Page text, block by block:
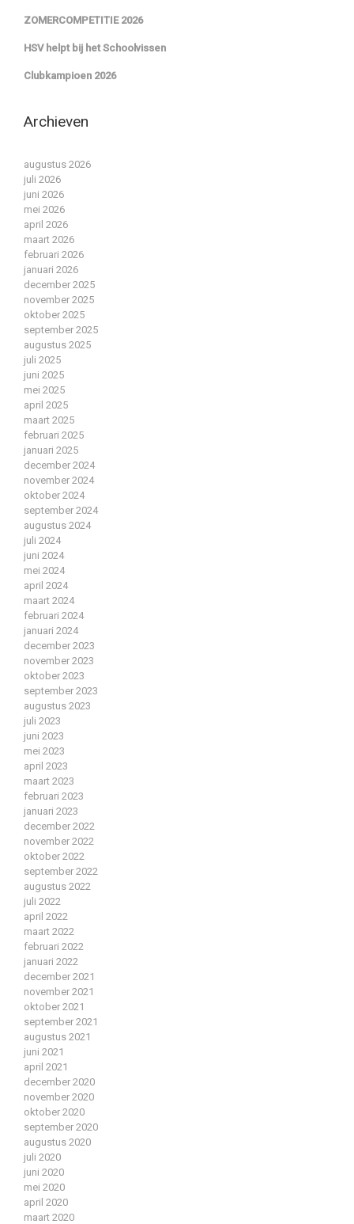
ZOMERCOMPETITIE 2026
HSV helpt bij het Schoolvissen
Clubkampioen 2026
Archieven
augustus 2026
juli 2026
juni 2026
mei 2026
april 2026
maart 2026
februari 2026
januari 2026
december 2025
november 2025
oktober 2025
september 2025
augustus 2025
juli 2025
juni 2025
mei 2025
april 2025
maart 2025
februari 2025
januari 2025
december 2024
november 2024
oktober 2024
september 2024
augustus 2024
juli 2024
juni 2024
mei 2024
april 2024
maart 2024
februari 2024
januari 2024
december 2023
november 2023
oktober 2023
september 2023
augustus 2023
juli 2023
juni 2023
mei 2023
april 2023
maart 2023
februari 2023
januari 2023
december 2022
november 2022
oktober 2022
september 2022
augustus 2022
juli 2022
april 2022
maart 2022
februari 2022
januari 2022
december 2021
november 2021
oktober 2021
september 2021
augustus 2021
juni 2021
april 2021
december 2020
november 2020
oktober 2020
september 2020
augustus 2020
juli 2020
juni 2020
mei 2020
april 2020
maart 2020